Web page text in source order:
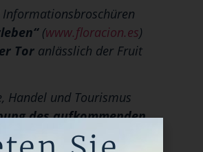
Informationsbroschüren
(www.floracion.es)
Tor anlässlich der Fruit
Handel und Tourismus
des aufkommenden
und der Qualität